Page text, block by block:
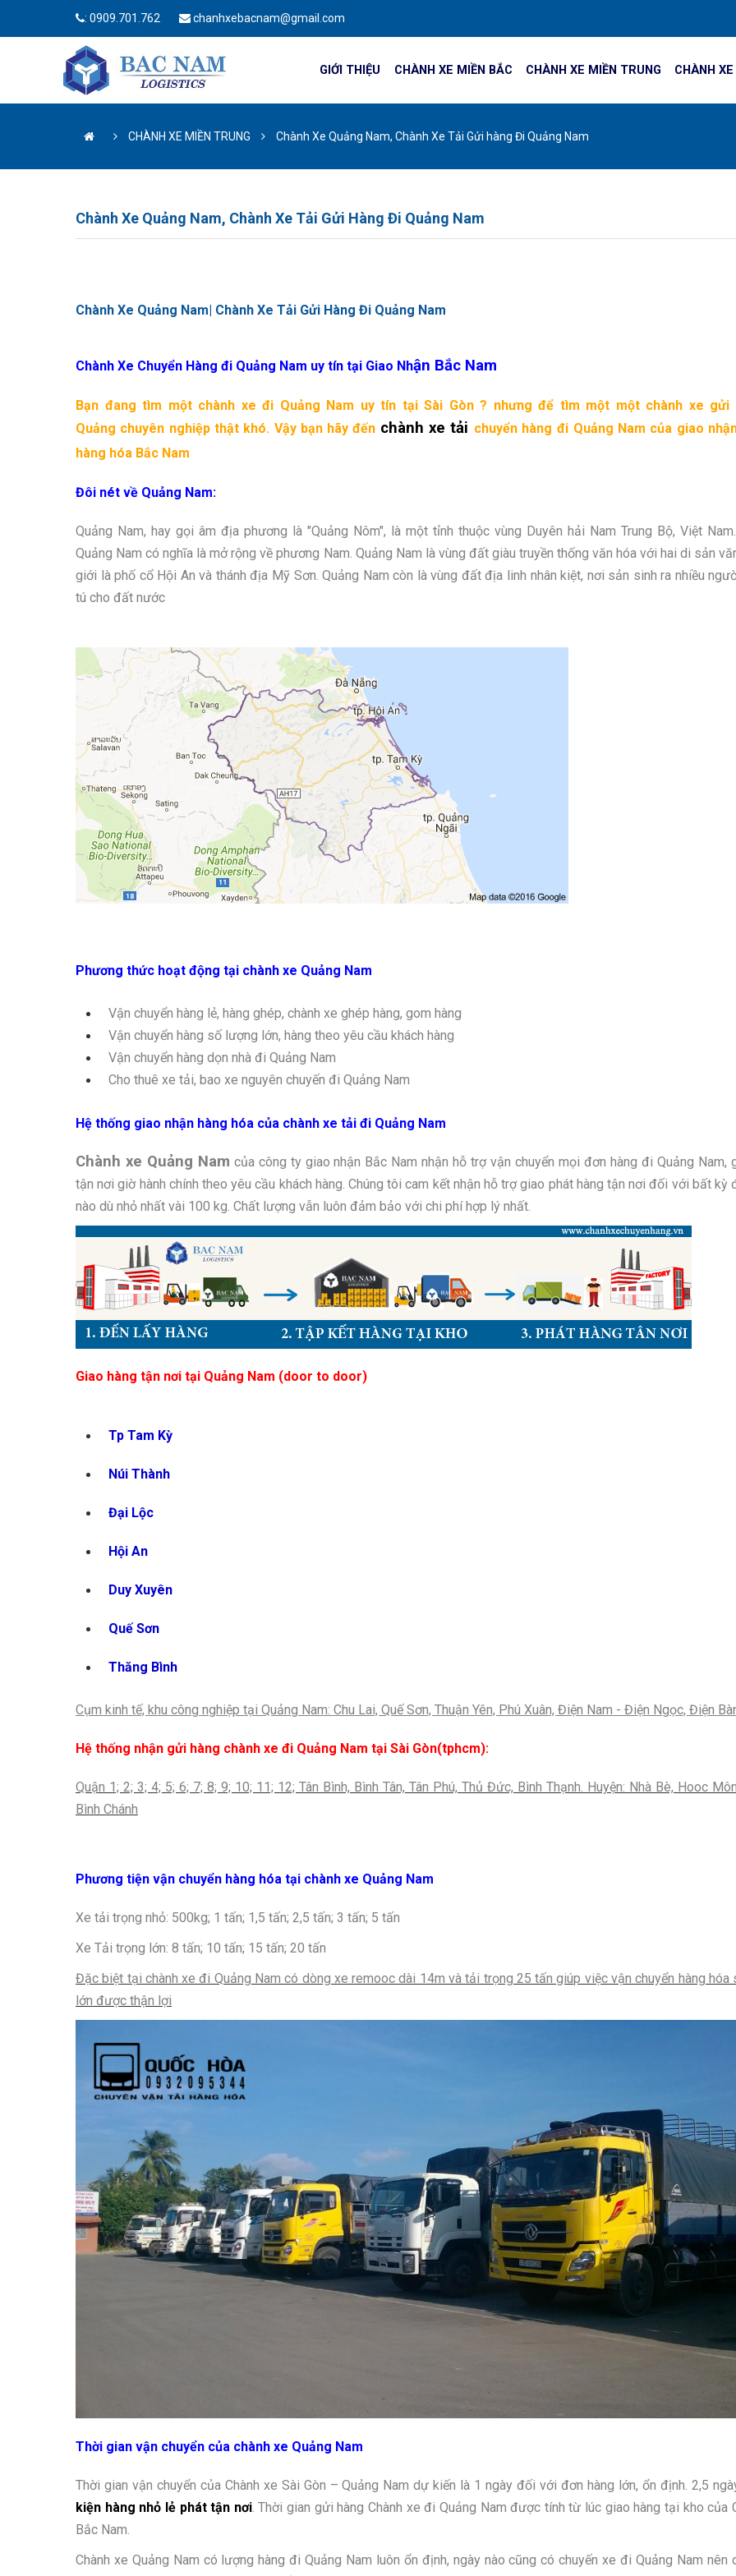
: 0909.701.762 chanhxebacnam@gmail.com
GIỚI THIỆU CHÀNH XE MIỀN BẮC CHÀNH XE MIỀN TRUNG CHÀNH XE
CHÀNH XE MIỀN TRUNG Chành Xe Quảng Nam, Chành Xe Tải Gửi hàng Đi Quảng Nam
Chành Xe Quảng Nam, Chành Xe Tải Gửi Hàng Đi Quảng Nam
Chành Xe Quảng Nam| Chành Xe Tải Gửi Hàng Đi Quảng Nam
Chành Xe Chuyển Hàng đi Quảng Nam uy tín tại Giao Nhận Bắc Nam
Bạn đang tìm một chành xe đi Quảng Nam uy tín tại Sài Gòn ? nhưng để tìm một một chành xe gửi
Quảng chuyên nghiệp thật khó. Vậy bạn hãy đến chành xe tải chuyển hàng đi Quảng Nam của giao
hàng hóa Bắc Nam
Đôi nét về Quảng Nam:
Quảng Nam, hay gọi âm địa phương là "Quảng Nôm", là một tỉnh thuộc vùng Duyên hải Nam Trung Bộ, Việt
Quảng Nam có nghĩa là mở rộng về phương Nam. Quảng Nam là vùng đất giàu truyền thống văn hóa với hai di sản
giới là phố cổ Hội An và thánh địa Mỹ Sơn. Quảng Nam còn là vùng đất địa linh nhân kiệt, nơi sản sinh ra nhiều
tú cho đất nước
Phương thức hoạt động tại chành xe Quảng Nam
Vận chuyển hàng lẻ, hàng ghép, chành xe ghép hàng, gom hàng
Vận chuyển hàng số lượng lớn, hàng theo yêu cầu khách hàng
Vận chuyển hàng dọn nhà đi Quảng Nam
Cho thuê xe tải, bao xe nguyên chuyến đi Quảng Nam
Hệ thống giao nhận hàng hóa của chành xe tải đi Quảng Nam
Chành xe Quảng Nam của công ty giao nhận Bắc Nam nhận hỗ trợ vận chuyển mọi đơn hàng đi Quảng Nam,
tận nơi giờ hành chính theo yêu cầu khách hàng. Chúng tôi cam kết nhận hỗ trợ giao phát hàng tận nơi đối với bất kỳ
nào dù nhỏ nhất vài 100 kg. Chất lượng vẫn luôn đảm bảo với chi phí hợp lý nhất.
Giao hàng tận nơi tại Quảng Nam (door to door)
Tp Tam Kỳ
Núi Thành
Đại Lộc
Hội An
Duy Xuyên
Quế Sơn
Thăng Bình
Cụm kinh tế, khu công nghiệp tại Quảng Nam: Chu Lai, Quế Sơn, Thuận Yên, Phú Xuân, Điện Nam - Điện Ngọc, Điện
Hệ thống nhận gửi hàng chành xe đi Quảng Nam tại Sài Gòn(tphcm):
Quận 1; 2; 3; 4; 5; 6; 7; 8; 9; 10; 11; 12; Tân Bình, Bình Tân, Tân Phú, Thủ Đức, Bình Thạnh. Huyện: Nhà Bè, Hooc
Bình Chánh
Phương tiện vận chuyển hàng hóa tại chành xe Quảng Nam
Xe tải trọng nhỏ: 500kg; 1 tấn; 1,5 tấn; 2,5 tấn; 3 tấn; 5 tấn
Xe Tải trọng lớn: 8 tấn; 10 tấn; 15 tấn; 20 tấn
Đặc biệt tại chành xe đi Quảng Nam có dòng xe remooc dài 14m và tải trọng 25 tấn giúp việc vận chuyển hàng hóa
lớn được thận lợi
Thời gian vận chuyển của chành xe Quảng Nam
Thời gian vận chuyển của Chành xe Sài Gòn – Quảng Nam dự kiến là 1 ngày đối với đơn hàng lớn, ổn định. 2,5
kiện hàng nhỏ lẻ phát tận nơi. Thời gian gửi hàng Chành xe đi Quảng Nam được tính từ lúc giao hàng tại kho của
Bắc Nam.
Chành xe Quảng Nam có lượng hàng điQuảng Nam luôn ổn định, ngày nào cũng có chuyến xe đi Quảng Nam nên